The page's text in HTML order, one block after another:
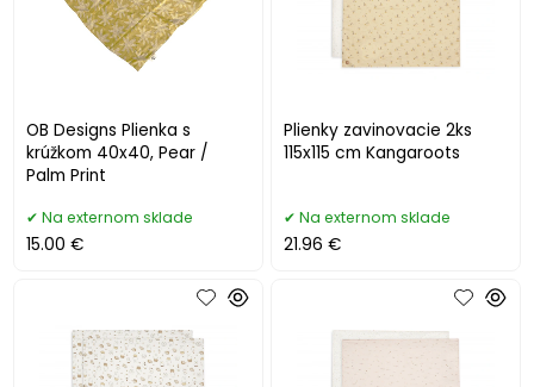
OB Designs Plienka s
krúžkom 40x40, Pear /
Palm Print
Na externom sklade
15.00 €
Plienky zavinovacie 2ks
115x115 cm Kangaroots
Na externom sklade
21.96 €